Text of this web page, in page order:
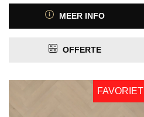
MEER INFO
OFFERTE
FAVORIET